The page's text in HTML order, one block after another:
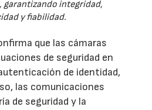
garantizando integridad,
y fiabilidad.
que las cámaras
de seguridad en
de identidad,
las comunicaciones
de seguridad y la